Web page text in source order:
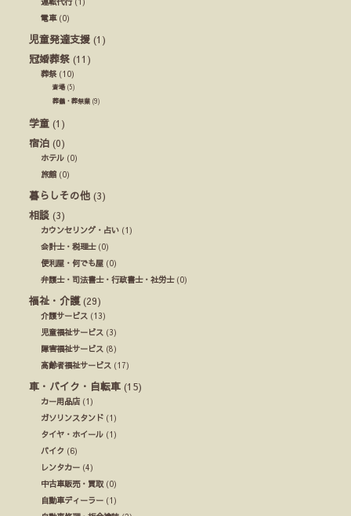
電車(0)
児童発達支援 (1)
冠婚葬祭 (11)
葬祭(10)
斎場(5)
葬儀・葬祭業 (9)
学童 (1)
宿泊 (0)
ホテル (0)
旅館 (0)
暮らしその他 (3)
相談 (3)
カウンセリング・占い (1)
会計士・税理士(0)
便利屋・何でも屋 (0)
弁護士・司法書士・行政書士・社労士(0)
福祉・介護(29)
介護サービス (13)
児童福祉サービス (3)
障害福祉サービス (8)
高齢者福祉サービス (17)
車・バイク・自転車 (15)
カー用品店 (1)
ガソリンスタンド (1)
タイヤ・ホイール (1)
バイク (6)
レンタカー (4)
中古車販売・買取 (0)
自動車ディーラー (1)